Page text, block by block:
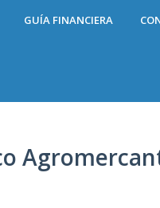
GUÍA FINANCIERA